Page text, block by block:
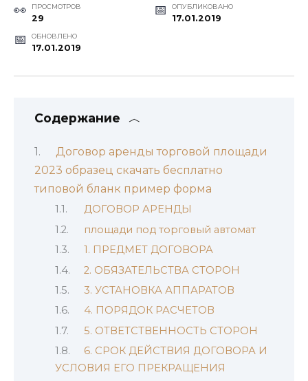
ПРОСМОТРОВ
29
ОПУБЛИКОВАНО
17.01.2019
ОБНОВЛЕНО
17.01.2019
Содержание
Договор аренды торговой площади
2023 образец скачать бесплатно
типовой бланк пример форма
ДОГОВОР АРЕНДЫ
площади под торговый автомат
1. ПРЕДМЕТ ДОГОВОРА
2. ОБЯЗАТЕЛЬСТВА СТОРОН
3. УСТАНОВКА АППАРАТОВ
4. ПОРЯДОК РАСЧЕТОВ
5. ОТВЕТСТВЕННОСТЬ СТОРОН
6. СРОК ДЕЙСТВИЯ ДОГОВОРА И
УСЛОВИЯ ЕГО ПРЕКРАЩЕНИЯ